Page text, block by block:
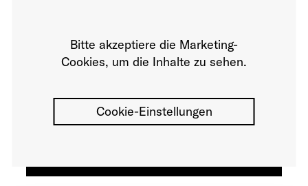
Bitte akzeptiere die Marketing-
Cookies, um die Inhalte zu sehen.
Cookie-Einstellungen